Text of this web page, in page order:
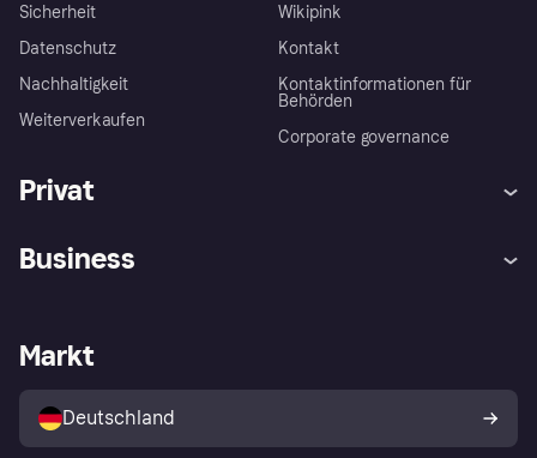
Sicherheit
Datenschutz
Nachhaltigkeit
Weiterverkaufen
Wikipink
Kontakt
Kontaktinformationen für
Behörden
Corporate governance
Privat
Klarna App
Shops entdecken
Käuferschutzrichtlinie
Dein Widerrufsrecht
Business
Händlerportal
Markt
Deutschland